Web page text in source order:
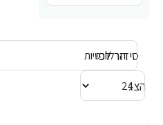
סידור לפי
הצג